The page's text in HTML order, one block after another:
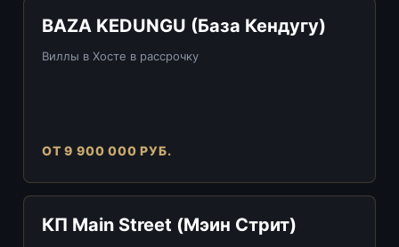
BAZA KEDUNGU (База Кендугу)
Виллы в Хосте в рассрочку
ОТ 9 900 000 РУБ.
КП Main Street (Мэин Стрит)